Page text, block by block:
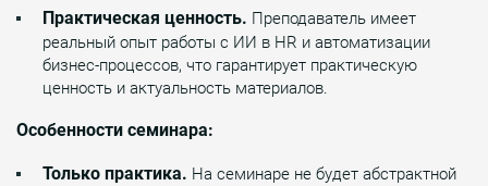
Практическая ценность. Преподаватель имеет
реальный опыт работы с ИИ в HR и автоматизации
бизнес-процессов, что гарантирует практическую
ценность и актуальность материалов.
Особенности семинара:
Только практика. На семинаре не будет абстрактной